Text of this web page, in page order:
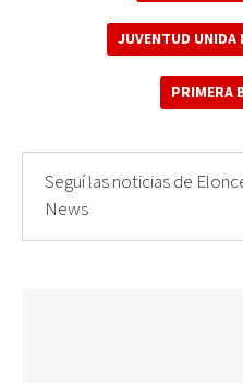
JUVENTUD UNIDA
PRIMERA
Seguí las noticias de
News